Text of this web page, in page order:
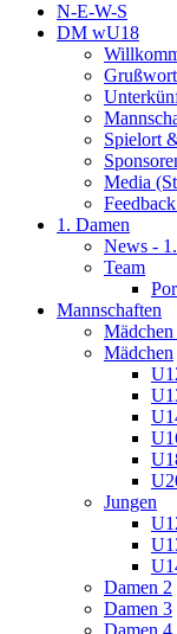
N-E-W-S
DM wU18
Spielort
Media
1. Damen
News -
Team
Mannschaften
Mädchen
Mädchen
Jungen
Damen 2
Damen 3
Damen 4